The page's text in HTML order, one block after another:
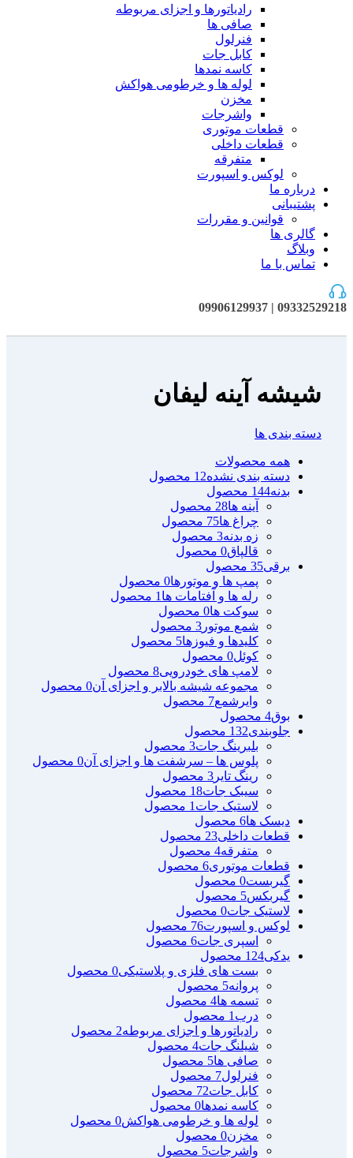
رادیاتورها و اجزای مربوطه
صافی ها
فنرلول
کابل جات
کاسه نمدها
لوله ها و خرطومی هواکش
مخزن
واشرجات
قطعات موتوری
قطعات داخلی
متفرقه
لوکس و اسپورت
درباره ما
پشتیبانی
قوانین و مقررات
گالری ها
وبلاگ
تماس با ما
09332529218 | 09906129937
شیشه آینه لیفان
دسته بندی ها
همه محصولات
دسته بندی نشده12 محصول
بدنه144 محصول
آینه ها28 محصول
چراغ ها75 محصول
زه بدنه3 محصول
قالپاق0 محصول
برقی35 محصول
پمپ ها و موتورها0 محصول
رله ها و آفتامات ها 1 محصول
سوکت ها0 محصول
شمع موتور 3 محصول
کلیدها و فیوزها5 محصول
کوئل0 محصول
لامپ های خودرویی8 محصول
مجموعه شیشه بالابر و اجزای آن0 محصول
وایرشمع7 محصول
بوق4 محصول
جلوبندی132 محصول
بلبرینگ جات3 محصول
پلوس ها – سرشفت ها و اجزای آن0 محصول
رینگ تایر 3 محصول
سیبک جات18 محصول
لاستیک جات 1 محصول
دیسک ها6 محصول
قطعات داخلی23 محصول
متفرقه4 محصول
قطعات موتوری6 محصول
گیربست0 محصول
گیربکس5 محصول
لاستیک جات0 محصول
لوکس و اسپورت76 محصول
اسپری جات6 محصول
یدکی124 محصول
بست های فلزی و پلاستیکی0 محصول
پروانه5 محصول
تسمه ها4 محصول
درب 1 محصول
رادیاتورها و اجزای مربوطه2 محصول
شیلنگ جات4 محصول
صافی ها5 محصول
فنرلول7 محصول
کابل جات72 محصول
کاسه نمدها0 محصول
لوله ها و خرطومی هواکش0 محصول
مخزن0 محصول
واشرجات5 محصول